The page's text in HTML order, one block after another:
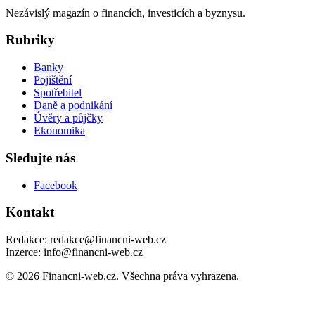
Nezávislý magazín o financích, investicích a byznysu.
Rubriky
Banky
Pojištění
Spotřebitel
Daně a podnikání
Úvěry a půjčky
Ekonomika
Sledujte nás
Facebook
Kontakt
Redakce: redakce@financni-web.cz
Inzerce: info@financni-web.cz
© 2026 Financni-web.cz. Všechna práva vyhrazena.